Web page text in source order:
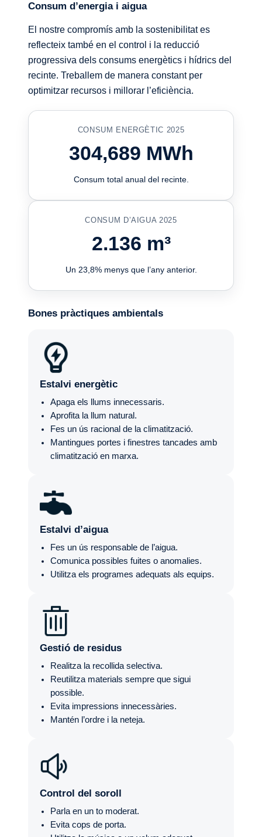
Consum d’energia i aigua
El nostre compromís amb la sostenibilitat es
reflecteix també en el control i la reducció
progressiva dels consums energètics i hídrics del
recinte. Treballem de manera constant per
optimitzar recursos i millorar l’eficiència.
CONSUM ENERGÈTIC 2025
304,689 MWh
Consum total anual del recinte.
CONSUM D’AIGUA 2025
2.136 m³
Un 23,8% menys que l’any anterior.
Bones pràctiques ambientals
Estalvi energètic
Apaga els llums innecessaris.
Aprofita la llum natural.
Fes un ús racional de la climatització.
Mantingues portes i finestres tancades amb
climatització en marxa.
Estalvi d’aigua
Fes un ús responsable de l’aigua.
Comunica possibles fuites o anomalies.
Utilitza els programes adequats als equips.
Gestió de residus
Realitza la recollida selectiva.
Reutilitza materials sempre que sigui
possible.
Evita impressions innecessàries.
Mantén l’ordre i la neteja.
Control del soroll
Parla en un to moderat.
Evita cops de porta.